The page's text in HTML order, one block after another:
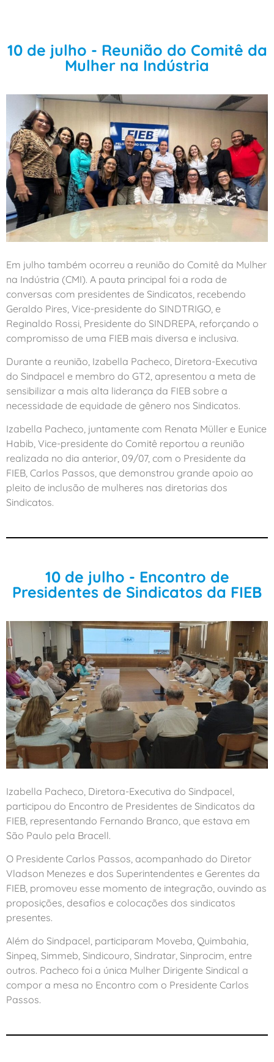
10 de julho - Reunião do Comitê da
Mulher na Indústria
Em julho também ocorreu a reunião do Comitê da Mulher
na Indústria (CMI). A pauta principal foi a roda de
conversas com presidentes de Sindicatos, recebendo
Geraldo Pires, Vice-presidente do SINDTRIGO, e
Reginaldo Rossi, Presidente do SINDREPA, reforçando o
compromisso de uma FIEB mais diversa e inclusiva.
Durante a reunião, Izabella Pacheco, Diretora-Executiva
do Sindpacel e membro do GT2, apresentou a meta de
sensibilizar a mais alta liderança da FIEB sobre a
necessidade de equidade de gênero nos Sindicatos.
Izabella Pacheco, juntamente com Renata Müller e Eunice
Habib, Vice-presidente do Comitê reportou a reunião
realizada no dia anterior, 09/07, com o Presidente da
FIEB, Carlos Passos, que demonstrou grande apoio ao
pleito de inclusão de mulheres nas diretorias dos
Sindicatos.
10 de julho - Encontro de
Presidentes de Sindicatos da FIEB
Izabella Pacheco, Diretora-Executiva do Sindpacel,
participou do Encontro de Presidentes de Sindicatos da
FIEB, representando Fernando Branco, que estava em
São Paulo pela Bracell.
O Presidente Carlos Passos, acompanhado do Diretor
Vladson Menezes e dos Superintendentes e Gerentes da
FIEB, promoveu esse momento de integração, ouvindo as
proposições, desafios e colocações dos sindicatos
presentes.
Além do Sindpacel, participaram Moveba, Quimbahia,
Sinpeq, Simmeb, Sindicouro, Sindratar, Sinprocim, entre
outros. Pacheco foi a única Mulher Dirigente Sindical a
compor a mesa no Encontro com o Presidente Carlos
Passos.